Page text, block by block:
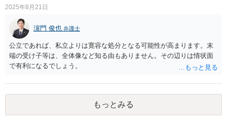
2025年8月21日
濵門 俊也 弁護士
公立であれば、私立よりは寛容な処分となる可能性が高まります。末
端の受け子等は、全体像など知る由もありません。その辺りは情状面
で有利になるでしょう。
もっとみる